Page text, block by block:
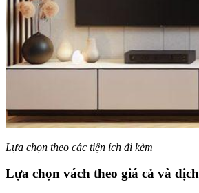
Lựa chọn theo các tiện ích đi kèm
Lựa chọn vách theo giá cả và